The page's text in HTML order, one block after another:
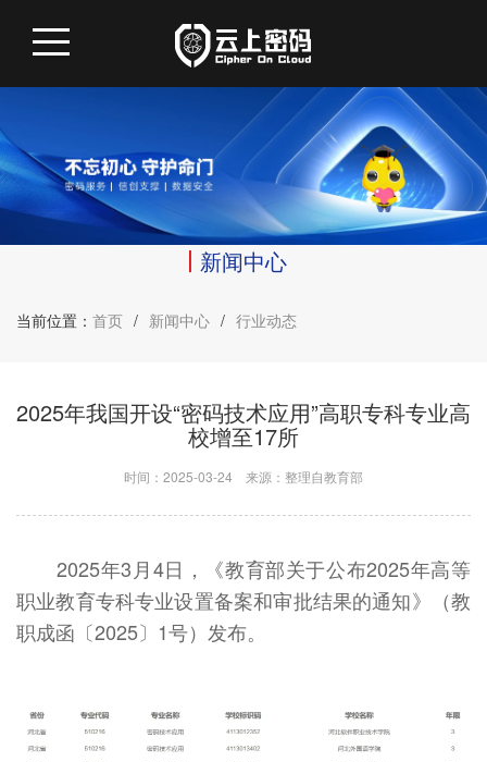
新闻中心
当前位置： 首页 / 新闻中心 / 行业动态
2025年我国开设“密码技术应用”高职专科专业高
校增至17所
时间：2025-03-24 来源：整理自教育部
2025年3月4日，《教育部关于公布2025年高等
职业教育专科专业设置备案和审批结果的通知》（教
职成函〔2025〕1号）发布。